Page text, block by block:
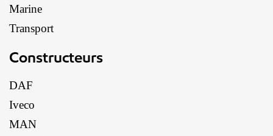
Marine
Transport
Constructeurs
DAF
Iveco
MAN